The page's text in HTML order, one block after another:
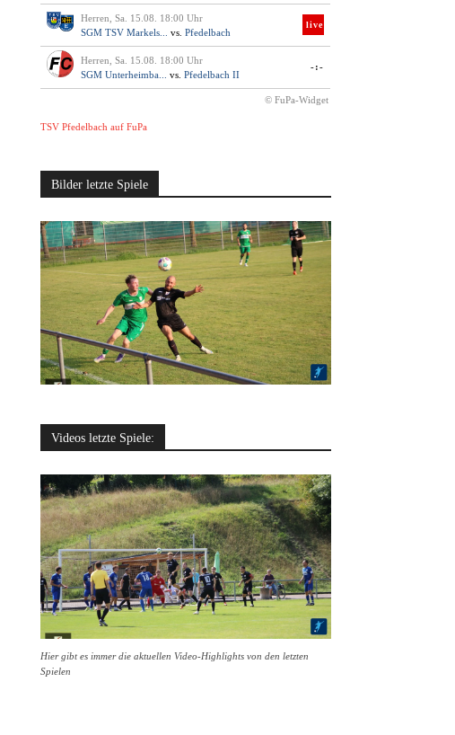
Herren, Sa. 15.08. 18:00 Uhr
SGM TSV Markels...
vs. Pfedelbach
live
Herren, Sa. 15.08. 18:00 Uhr
SGM Unterheimba...
vs. Pfedelbach II
-:-
© FuPa-Widget
TSV Pfedelbach auf FuPa
Bilder letzte Spiele
Videos letzte Spiele:
Hier gibt es immer die aktuellen Video-Highlights von den letzten
Spielen